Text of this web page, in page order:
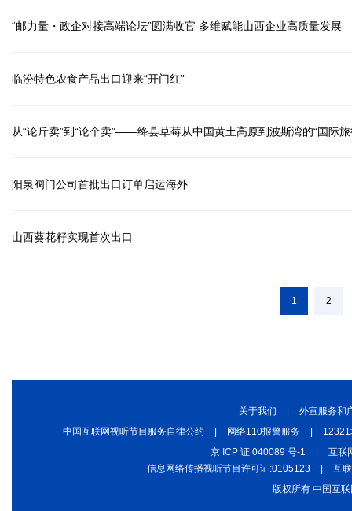
“邮力量・政企对接高端论坛”圆满收官 多维赋能山西企业高质量发展
临汾特色农食产品出口迎来“开门红”
从“论斤卖”到“论个卖”——绛县草莓从中国黄土高原到波斯湾的“国际旅
阳泉阀门公司首批出口订单启运海外
山西葵花籽实现首次出口
1 2
关于我们
外宣服务和
中国互联网视听节目服务自律公约
网络110报警服务
京 ICP 证 040089 号-1
互联
信息网络传播视听节目许可证:0105123
互
版权所有 中国互